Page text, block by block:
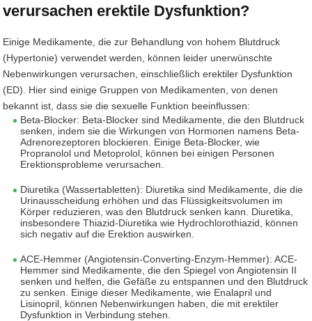
verursachen erektile Dysfunktion?
Einige Medikamente, die zur Behandlung von hohem Blutdruck
(Hypertonie) verwendet werden, können leider unerwünschte
Nebenwirkungen verursachen, einschließlich erektiler Dysfunktion
(ED). Hier sind einige Gruppen von Medikamenten, von denen
bekannt ist, dass sie die sexuelle Funktion beeinflussen:
Beta-Blocker: Beta-Blocker sind Medikamente, die den Blutdruck
senken, indem sie die Wirkungen von Hormonen namens Beta-
Adrenorezeptoren blockieren. Einige Beta-Blocker, wie
Propranolol und Metoprolol, können bei einigen Personen
Erektionsprobleme verursachen.
Diuretika (Wassertabletten): Diuretika sind Medikamente, die die
Urinausscheidung erhöhen und das Flüssigkeitsvolumen im
Körper reduzieren, was den Blutdruck senken kann. Diuretika,
insbesondere Thiazid-Diuretika wie Hydrochlorothiazid, können
sich negativ auf die Erektion auswirken.
ACE-Hemmer (Angiotensin-Converting-Enzym-Hemmer): ACE-
Hemmer sind Medikamente, die den Spiegel von Angiotensin II
senken und helfen, die Gefäße zu entspannen und den Blutdruck
zu senken. Einige dieser Medikamente, wie Enalapril und
Lisinopril, können Nebenwirkungen haben, die mit erektiler
Dysfunktion in Verbindung stehen.